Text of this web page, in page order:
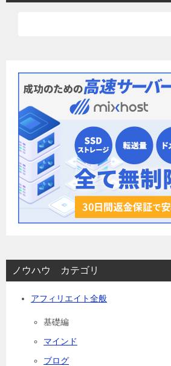
ノウハウ カテゴリ
アフィリエイト全般
基礎編
マインド
ブログ